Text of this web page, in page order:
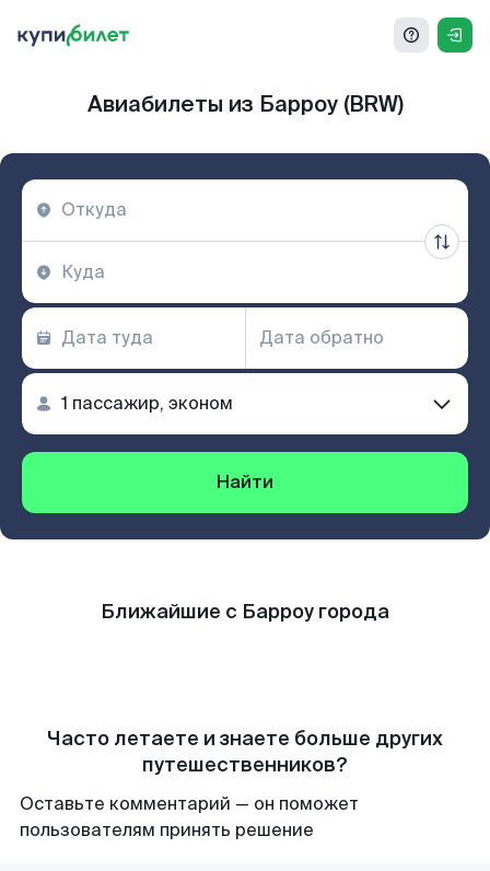
Авиабилеты из Барроу (BRW)
Найти
Ближайшие с Барроу города
Часто летаете и знаете больше других
путешественников?
Оставьте комментарий — он поможет
пользователям принять решение